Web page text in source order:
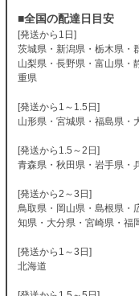
■全国の配達日目安
[発送から1日]
茨城県・新潟県・栃木県・
山梨県・長野県・富山県・
重県
[発送から1～1.5日]
山形県・宮城県・福島県・
[発送から1.5～2日]
青森県・秋田県・岩手県・
[発送から2～3日]
鳥取県・岡山県・島根県・
知県・大分県・宮崎県・福
[発送から1～3日]
北海道